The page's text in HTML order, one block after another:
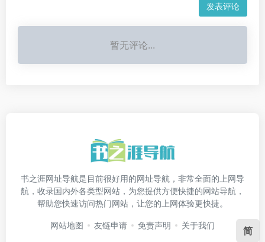
发表评论
暂无评论...
书之涯网址导航是目前很好用的网址导航，非常全面的上网导
航，收录国内外各类型网站，为您提供方便快捷的网站导航，
帮助您快速访问热门网站，让您的上网体验更快捷。
网站地图 友链申请 免责声明 关于我们 简